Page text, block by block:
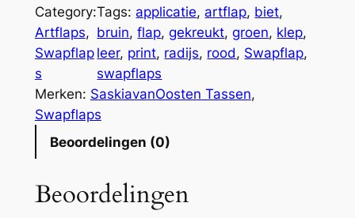
a
p
f
l
a
p
Category:
Artflaps
Swapflap
s
Tags: applicatie, artflap, biet
bruin, flap, gekreukt, groen, klep
leer, print, radijs, rood, Swapflap
swapflaps
Merken: SaskiavanOosten Tassen
Swapflaps
Beoordelingen (0)
Beoordelingen